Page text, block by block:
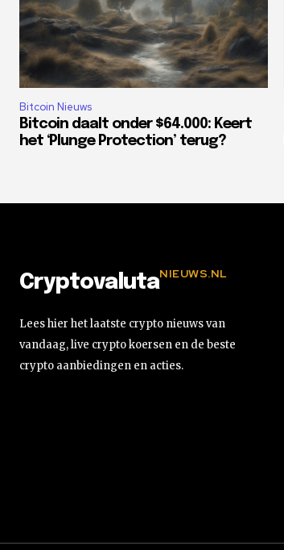
Bitcoin Nieuws
Bitcoin daalt onder $64.000: Keert
het ‘Plunge Protection’ terug?
CryptovalutaNIEUWS.NL
Lees hier het laatste crypto nieuws van
vandaag, live crypto koersen en de beste
crypto aanbiedingen en acties.